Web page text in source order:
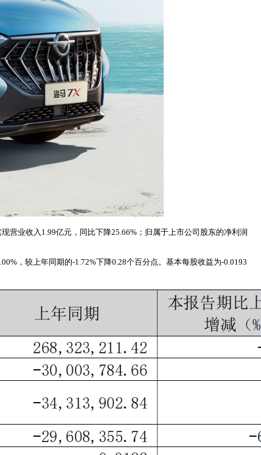
营业收入1.99亿元，同比下降25.66%；归属于上市公司股东的净利润
，较上年同期的-1.72%下降0.28个百分点。基本每股收益为-0.0193